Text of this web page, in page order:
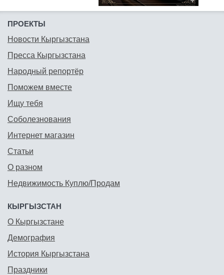
ПРОЕКТЫ
Новости Кыргызстана
Пресса Кыргызстана
Народный репортёр
Поможем вместе
Ищу тебя
Соболезнования
Интернет магазин
Статьи
О разном
Недвижимость Куплю/Продам
КЫРГЫЗСТАН
О Кыргызстане
Демография
История Кыргызстана
Праздники